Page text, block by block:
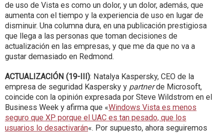
de uso de Vista es como un dolor, y un dolor, además, que
aumenta con el tiempo y la experiencia de uso en lugar de
disminuir. Una columna dura, en una publicación prestigiosa
que llega a las personas que toman decisiones de
actualización en las empresas, y que me da que no va a
gustar demasiado en Redmond.
ACTUALIZACIÓN (19-III): Natalya Kaspersky, CEO de la
empresa de seguridad Kaspersky y partnerde Microsoft,
coincide con la opinión expresada por Steve Wildstrom en el
Business Week y afirma que «Windows Vista es menos
seguro que XP porque el UAC es tan pesado, que los
usuarios lo desactivarán«. Por supuesto, ahora seguiremos